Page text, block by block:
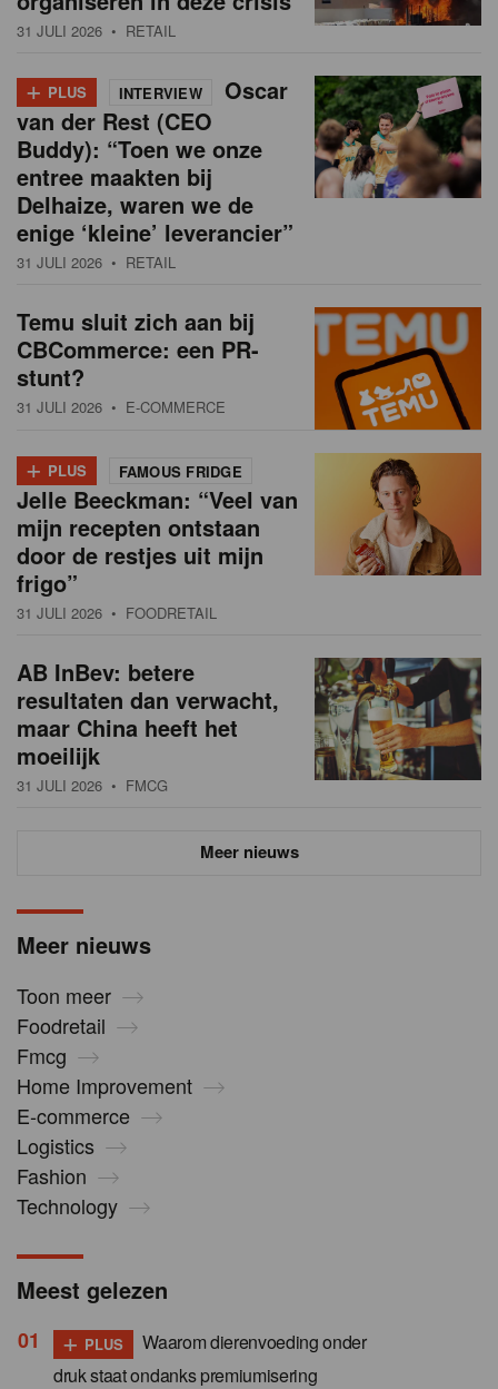
Meer nieuws
Toon meer
Foodretail
Fmcg
Home Improvement
E-commerce
Logistics
Fashion
Technology
31 JULI 2026 • RETAIL
+ PLUS INTERVIEW
Oscar
van der Rest (CEO
Buddy): “Toen we onze
entree maakten bij
Delhaize, waren we de
enige ‘kleine’ leverancier”
31 JULI 2026 • RETAIL
Temu sluit zich aan bij
CBCommerce: een PR-
stunt?
31 JULI 2026 • E-COMMERCE
+ PLUS FAMOUS FRIDGE
Jelle Beeckman: “Veel van
mijn recepten ontstaan
door de restjes uit mijn
frigo”
31 JULI 2026 • FOODRETAIL
AB InBev: betere
resultaten dan verwacht,
maar China heeft het
moeilijk
31 JULI 2026 • FMCG
Meer nieuws
Meest gelezen
+ PLUS
Waarom dierenvoeding onder
druk staat ondanks premiumisering